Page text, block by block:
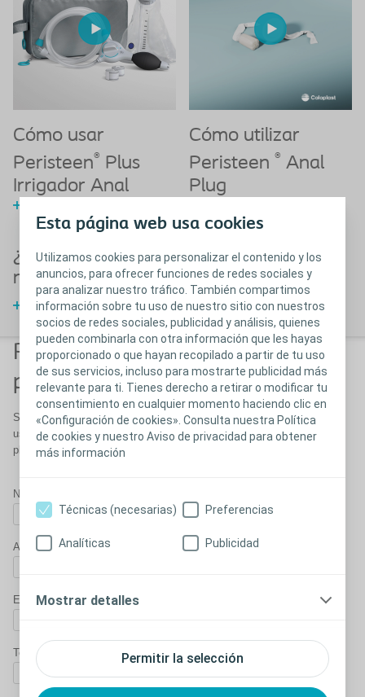
Esta página web usa cookies
Utilizamos cookies para personalizar el contenido y los
anuncios, para ofrecer funciones de redes sociales y
para analizar nuestro tráfico. También compartimos
información sobre tu uso de nuestro sitio con nuestros
socios de redes sociales, publicidad y análisis, quienes
pueden combinarla con otra información que les hayas
proporcionado o que hayan recopilado a partir de tu uso
de sus servicios, incluso para mostrarte publicidad más
relevante para ti. Tienes derecho a retirar o modificar tu
consentimiento en cualquier momento haciendo clic en
«Configuración de cookies». Consulta nuestra Política
de cookies y nuestro Aviso de privacidad para obtener
más información
Permitir la selección
Técnicas (necesarias) Preferencias
Analíticas Publicidad
Mostrar detalles
Cómo usar
Peristeen® Plus
Irrigador Anal
Cómo utilizar
Peristeen ® Anal
Plug
¿Qué es el intestino
neurogénico?
Los intestinos neurogénicos
Recibí asesoramiento
personalizado
Si desea que un representante de Coloplast se ponga en contacto con
usted para recibir más información sobre el Irrigador transanal o Anal
plug , complete el siguiente formulario:
Nombre:*
Apellido*:
Email:*
Telefono:*